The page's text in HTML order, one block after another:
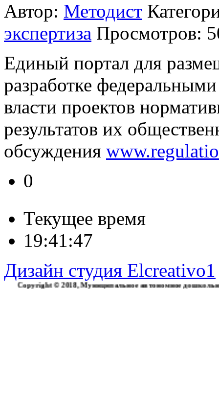
Автор: Методист
экспертиза Просмотров:
Единый портал для
разработке
власти проектов
результатов их
обсуждения
0
Текущее время
19:41:48
Дизайн студия Elcreativo1
© 2018, Муниципальное автономное дошкольное